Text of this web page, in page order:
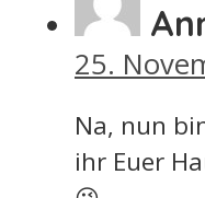
25.
Na, nun
ihr Euer